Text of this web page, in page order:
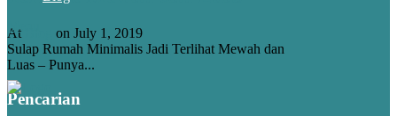
Menu
At
on July 1, 2019
Sulap Rumah Minimalis Jadi Terlihat Mewah dan
Luas – Punya...
Pencarian